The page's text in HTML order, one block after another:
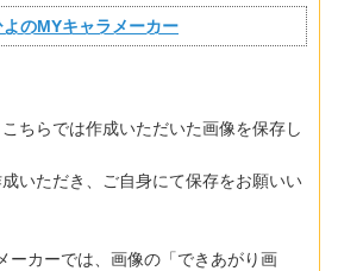
のMYキャラメーカー
ちらでは作成いただいた画像を保存し
いただき、ご自身にて保存をお願いい
ーカーでは、画像の「できあがり画